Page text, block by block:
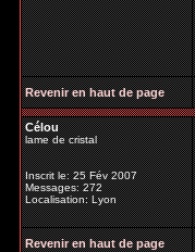
Revenir en haut de page
Célou
lame de cristal
Inscrit le: 25 Fév 2007
Messages: 272
Localisation: Lyon
Revenir en haut de page